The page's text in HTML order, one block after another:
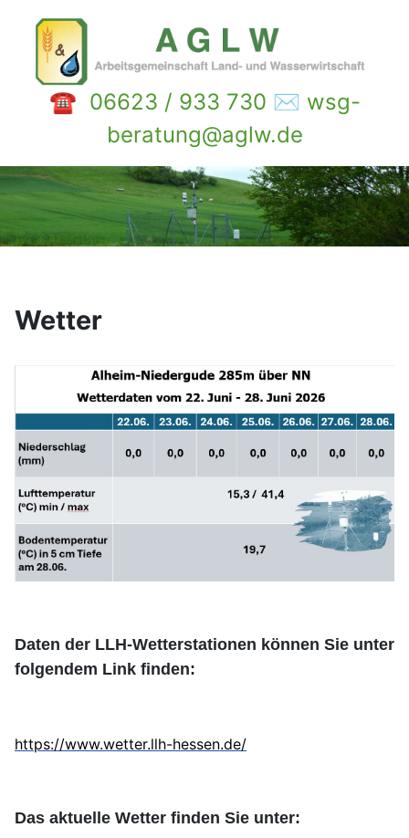
☎ 06623 / 933 730 ✉ wsg-
beratung@aglw.de
Wetter
Daten der LLH-Wetterstationen können Sie unter
folgendem Link finden:
https://www.wetter.llh-hessen.de/
Das aktuelle Wetter finden Sie unter: